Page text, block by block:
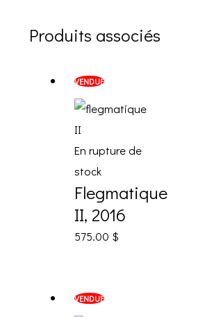
Produits associés
VENDUE
En rupture de
stock
Flegmatique
II, 2016
575.00 $
VENDUE